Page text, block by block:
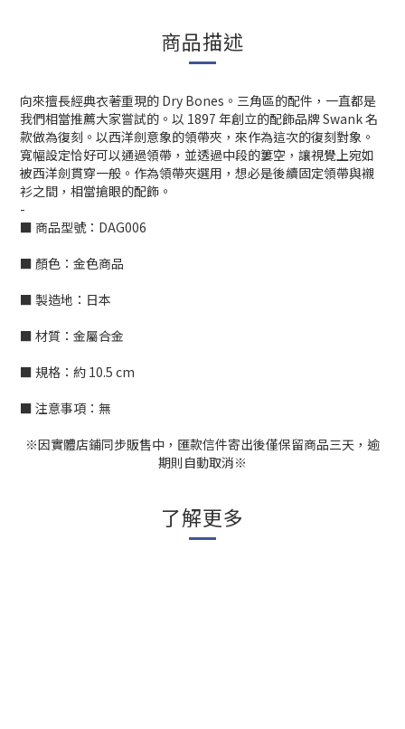
商品描述
向來擅長經典衣著重現的 Dry Bones。三角區的配件，一直都是
我們相當推薦大家嘗試的。以 1897 年創立的配飾品牌 Swank 名
款做為復刻。以西洋劍意象的領帶夾，來作為這次的復刻對象。
寬幅設定恰好可以通過領帶，並透過中段的簍空，讓視覺上宛如
被西洋劍貫穿一般。作為領帶夾選用，想必是後續固定領帶與襯
衫之間，相當搶眼的配飾。
-
■ 商品型號：DAG006
■ 顏色：金色商品
■ 製造地：日本
■ 材質：金屬合金
■ 規格：約 10.5 cm
■ 注意事項：無
※因實體店鋪同步販售中，匯款信件寄出後僅保留商品三天，逾
期則自動取消※
了解更多